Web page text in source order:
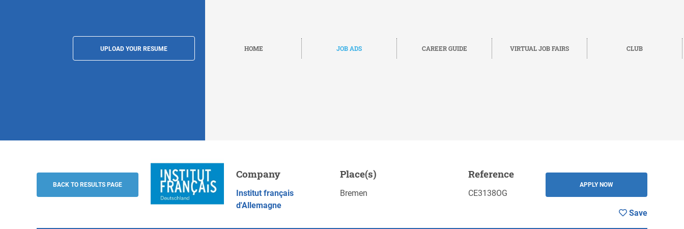
UPLOAD YOUR RESUME HOME JOB ADS CAREER GUIDE VIRTUAL JOB FAIRS CLUB
Assistant gestionnaire DEF médiathécaire (H/F), Brême
Institut français d'Allemagne
APPLY NOW
BACK TO RESULTS PAGE
Company
Institut français
d'Allemagne
Place(s)
Bremen
Reference
CE3138OG
APPLY NOW
Save